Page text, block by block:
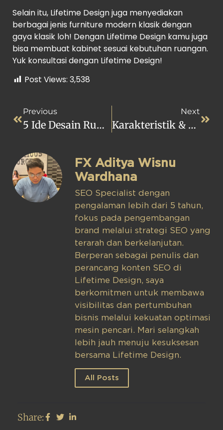
Selain itu, Lifetime Design juga menyediakan
berbagai jenis furniture modern klasik dengan
gaya klasik loh! Dengan Lifetime Design kamu juga
bisa membuat kabinet sesuai kebutuhan ruangan.
Yuk konsultasi dengan Lifetime Design!
Post Views: 3,538
Previous
5 Ide Desain Rumah Klasik 1 & 2 Lantai Terbaik
Next
Karakteristik & Desain Rumah Klasik Eropa 1 & 2 Lantai
FX Aditya Wisnu
Wardhana
SEO Specialist dengan
pengalaman lebih dari 5 tahun,
fokus pada pengembangan
brand melalui strategi SEO yang
terarah dan berkelanjutan.
Berperan sebagai penulis dan
perancang konten SEO di
Lifetime Design, saya
berkomitmen untuk membawa
visibilitas dan pertumbuhan
bisnis melalui kekuatan optimasi
mesin pencari. Mari selangkah
lebih jauh menuju kesuksesan
bersama Lifetime Design.
All Posts
Share: